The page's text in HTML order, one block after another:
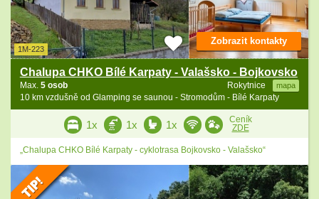
1M-223
Chalupa CHKO Bílé Karpaty - Valašsko - Bojkovsko
Rokytnice mapa
Max. 5 osob
10 km vzdušně od Glamping se saunou - Stromodům - Bílé Karpaty
Zobrazit kontakty
1x 1x 1x
Ceník
ZDE
„Chalupa CHKO Bílé Karpaty - cyklotrasa Bojkovsko - Valašsko“